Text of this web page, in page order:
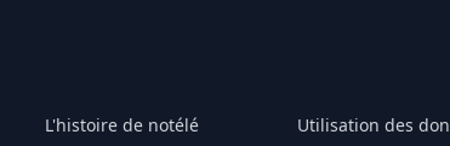
L'histoire de notélé Utilisation des